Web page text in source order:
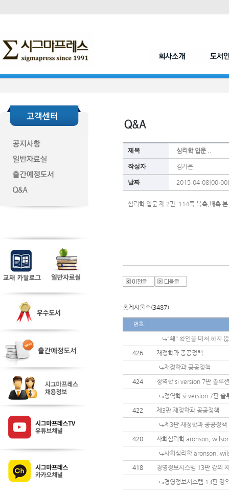
제목 심리학 입문 ..
작성자 김가은
날짜 2015-04-08[00:00]
심리학 입문 제 2판  114쪽 복측,배측
총게시물수(3487)
번호
"쇄" 확인을 미처 하지
426
재정학과 공공정책
재정학과 공공정책
424
정역학 si version 7판 솔루션
정역학 si version 7판 솔
422
제3판 재정학과 공공정책
제3판 재정학과 공공정책
420
사회심리학 aronson,
사회심리학 aronson,
418
경영정보시스템 13판 강의
경영정보시스템 13판 강